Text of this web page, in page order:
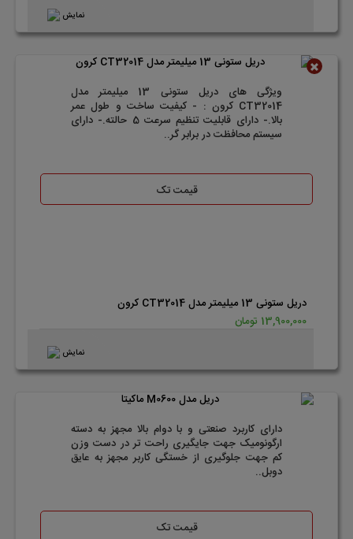
نمایش
ویژگی های دریل ستونی 13 میلیمتر مدل
CT32014 کرون : - کیفیت ساخت و طول عمر
بالا.- دارای قابلیت تنظیم سرعت 5 حالته.- دارای
سیستم محافظت در برابر گر..
قیمت تک
دریل ستونی 13 میلیمتر مدل CT32014 کرون
13,900,000 تومان
نمایش
دارای کاربرد صنعتی و با دوام بالا مجهز به دسته
ارگونومیک جهت جایگیری راحت تر در دست وزن
کم جهت جلوگیری از خستگی کاربر مجهز به عایق
دوبل..
قیمت تک